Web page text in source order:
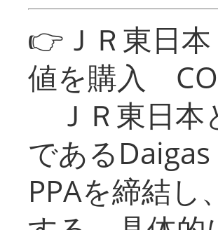
👉ＪＲ東日
値を購入
ＪＲ東日本
である
PPAを締結